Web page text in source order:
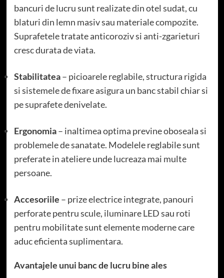
bancuri de lucru sunt realizate din otel sudat, cu
blaturi din lemn masiv sau materiale compozite.
Suprafetele tratate anticoroziv si anti-zgarieturi
cresc durata de viata.
Stabilitatea– picioarele reglabile, structura rigida
si sistemele de fixare asigura un banc stabil chiar si
pe suprafete denivelate.
Ergonomia– inaltimea optima previne oboseala si
problemele de sanatate. Modelele reglabile sunt
preferate in ateliere unde lucreaza mai multe
persoane.
Accesoriile – prize electrice integrate, panouri
perforate pentru scule, iluminare LED sau roti
pentru mobilitate sunt elemente moderne care
aduc eficienta suplimentara.
Avantajele unui banc de lucru bine ales